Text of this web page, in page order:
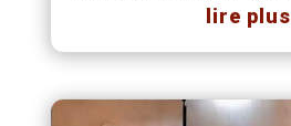
lire plus